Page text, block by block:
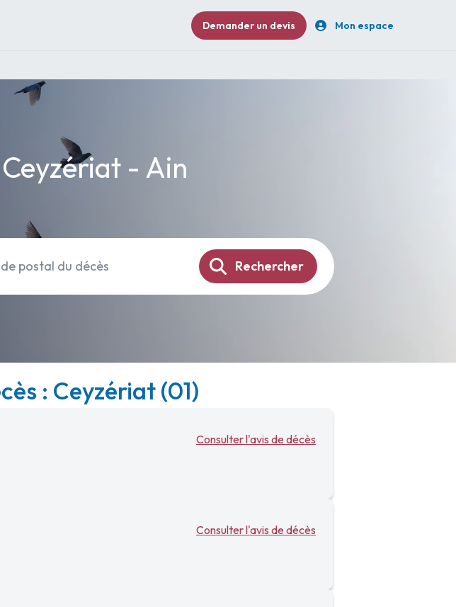
Demander un devis Mon espace
Ceyzériat - Ain
Rechercher
: Ceyzériat (01)
Consulter l'avis de décès
Consulter l'avis de décès